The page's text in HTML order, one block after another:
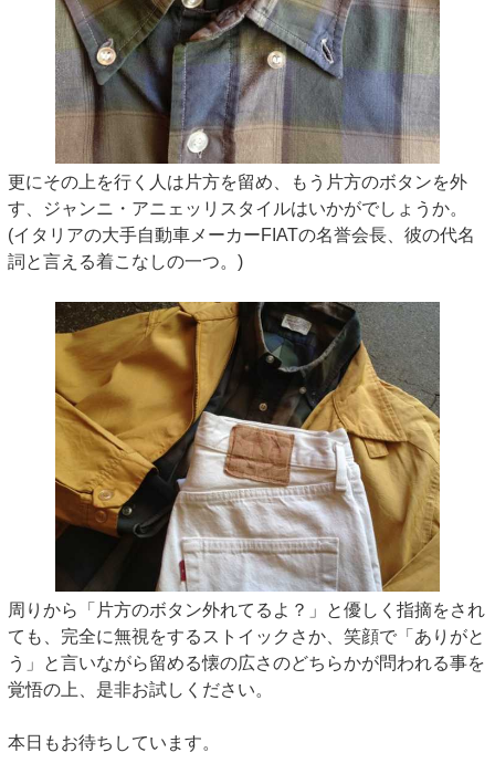
更にその上を行く人は片方を留め、もう片方のボタンを外
す、ジャンニ・アニェッリスタイルはいかがでしょうか。
(イタリアの大手自動車メーカーFIATの名誉会長、彼の代名
詞と言える着こなしの一つ。)
周りから「片方のボタン外れてるよ？」と優しく指摘をされ
ても、完全に無視をするストイックさか、笑顔で「ありがと
う」と言いながら留める懐の広さのどちらかが問われる事を
覚悟の上、是非お試しください。
本日もお待ちしています。